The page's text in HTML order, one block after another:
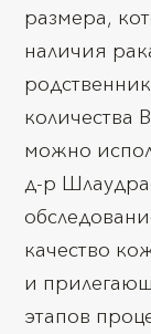
размера,
наличия
количества
можно
д-р
качество
и
этапов